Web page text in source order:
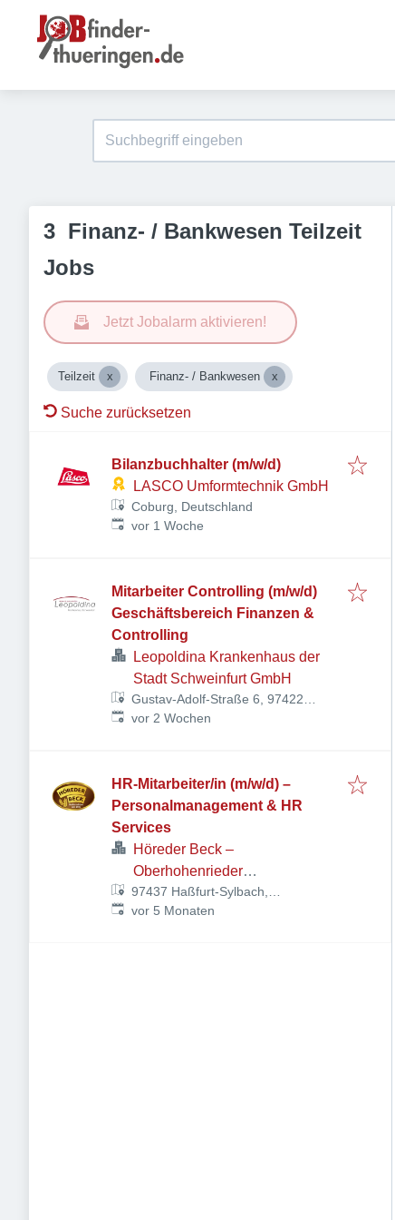
3 Finanz- / Bankwesen Teilzeit
Jobs
Jetzt Jobalarm aktivieren!
Teilzeit Finanz- / Bankwesen
Suche zurücksetzen
Bilanzbuchhalter (m/w/d)
LASCO Umformtechnik GmbH
Coburg, Deutschland
Veröffentlicht:
vor 1 Woche
Mitarbeiter Controlling (m/w/d)
Geschäftsbereich Finanzen &
Controlling
Leopoldina Krankenhaus der
Stadt Schweinfurt GmbH
Gustav-Adolf-Straße 6, 97422
Schweinfurt, Deutschland
Veröffentlicht:
vor 2 Wochen
HR-Mitarbeiter/in (m/w/d) –
Personalmanagement & HR
Services
Höreder Beck –
Oberhohenrieder
Landbrotbäckerei Ed. Wolf
GmbH
97437 Haßfurt-Sylbach,
Deutschland
Veröffentlicht:
vor 5 Monaten